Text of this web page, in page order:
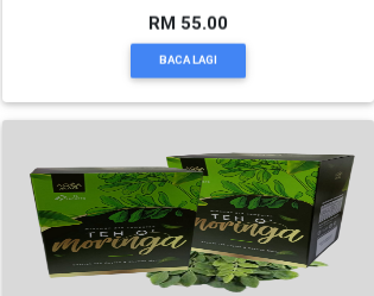
RM 55.00
BACA LAGI